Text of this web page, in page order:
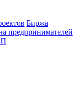
Биржа
предпринимателей